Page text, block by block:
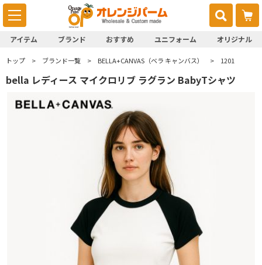
アイテム ブランド おすすめ ユニフォーム オリジナル
トップ ブランド一覧 BELLA+CANVAS（ベラ キャンバス） 1201
bella レディース マイクロリブ ラグラン BabyTシャツ